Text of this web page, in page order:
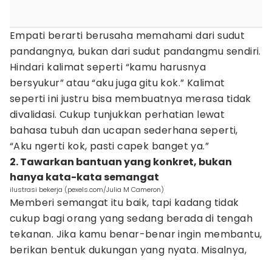
Empati berarti berusaha memahami dari sudut
pandangnya, bukan dari sudut pandangmu sendiri.
Hindari kalimat seperti “kamu harusnya
bersyukur” atau “aku juga gitu kok.” Kalimat
seperti ini justru bisa membuatnya merasa tidak
divalidasi. Cukup tunjukkan perhatian lewat
bahasa tubuh dan ucapan sederhana seperti,
“Aku ngerti kok, pasti capek banget ya.”
2. Tawarkan bantuan yang konkret, bukan
hanya kata-kata semangat
ilustrasi bekerja (pexels.com/Julia M Cameron)
Memberi semangat itu baik, tapi kadang tidak
cukup bagi orang yang sedang berada di tengah
tekanan. Jika kamu benar-benar ingin membantu,
berikan bentuk dukungan yang nyata. Misalnya,